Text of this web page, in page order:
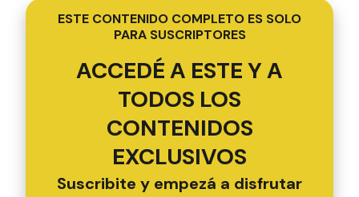
ESTE CONTENIDO COMPLETO ES SOLO
PARA SUSCRIPTORES
ACCEDÉ A ESTE Y A
TODOS LOS
CONTENIDOS
EXCLUSIVOS
Suscribite y empezá a disfrutar